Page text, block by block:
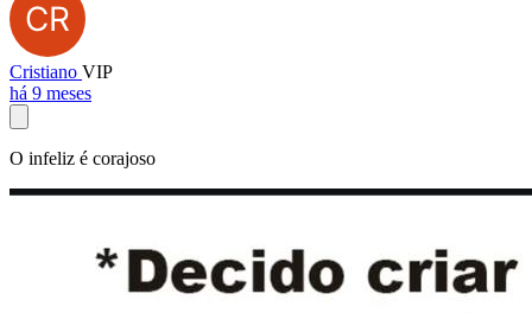
Cristiano VIP
há 9 meses
O infeliz é corajoso